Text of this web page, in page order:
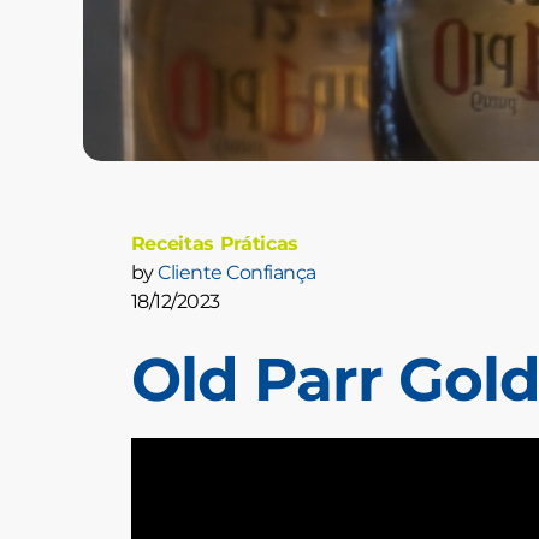
Old Parr
18/12/2023
byCliente Confiança
Receitas Práticas